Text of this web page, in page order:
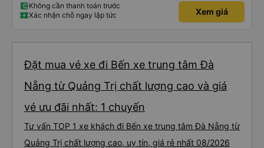
phút. Khi xe buýt đến, tài xế đã đến tận nơi giúp đỡ chúng tôi và nhân viên
chăm sóc khách hàng cũng đã xác nhận qua email. Xe buýt sạch sẽ và
giường ngủ thoải mái. Tài xế rất tốt bụng và chu đáo vì biết chúng tôi là
Không cần thanh toán trước
Xác nhận chỗ ngay lập tức
Xem giá
Đặt mua vé xe đi Bến xe trung tâm Đà
Nẵng từ Quảng Trị chất lượng cao và giá
vé ưu đãi nhất: 1 chuyến
Tư vấn TOP 1 xe khách đi Bến xe trung tâm Đà Nẵng từ
Quảng Trị chất lượng cao, uy tín, giá rẻ nhất 08/2026